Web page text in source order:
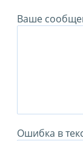
Ваше
Ошибка в